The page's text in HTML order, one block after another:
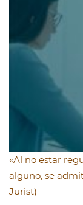
«Al no estar
alguno, se
Jurist)